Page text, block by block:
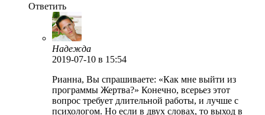
Ответить
Надежда
2019-07-10 в 15:54
Рианна, Вы спрашиваете: «Как мне выйти из
программы Жертва?» Конечно, всерьез этот
вопрос требует длительной работы, и лучше с
психологом. Но если в двух словах, то выход в